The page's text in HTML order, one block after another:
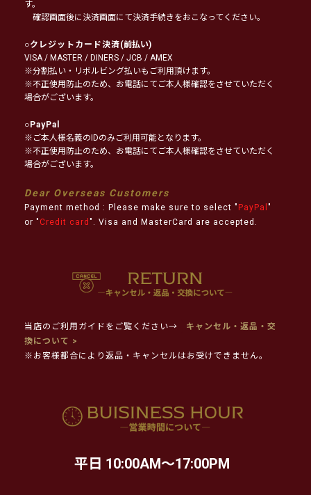
す。
確認画面後に決済画面にて決済手続きをおこなってください。
○クレジットカード決済(前払い)
VISA / MASTER / DINERS / JCB / AMEX
※分割払い・リボルビング払いもご利用頂けます。
※不正使用防止のため、お電話にてご本人様確認をさせていただく
場合がございます。
○PayPal
※ご本人様名義のIDのみご利用可能となります。
※不正使用防止のため、お電話にてご本人様確認をさせていただく
場合がございます。
Dear Overseas Customers
Payment method : Please make sure to select " PayPal "
or " Credit card ". Visa and MasterCard are accepted.
当店のご利用ガイドをご覧ください→
キャンセル・返品・交
換について >
※お客様都合により返品・キャンセルはお受けできません。
平日 10:00AM～17:00PM